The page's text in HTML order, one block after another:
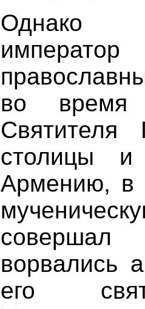
Однако
во время
столицы
Армению, в
совершал
ворвались
его